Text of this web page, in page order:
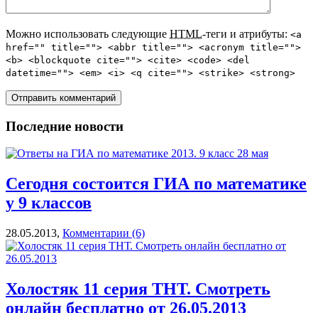
Можно использовать следующие HTML-теги и атрибуты: <a
href="" title=""> <abbr title=""> <acronym title="">
<b> <blockquote cite=""> <cite> <code> <del
datetime=""> <em> <i> <q cite=""> <strike> <strong>
Последние новости
Сегодня состоится ГИА по математике
у 9 классов
28.05.2013, Комментарии (6)
Холостяк 11 серия ТНТ. Смотреть
онлайн бесплатно от 26.05.2013